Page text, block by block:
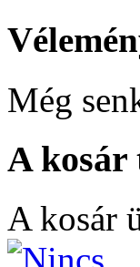
Még
A
A kosár